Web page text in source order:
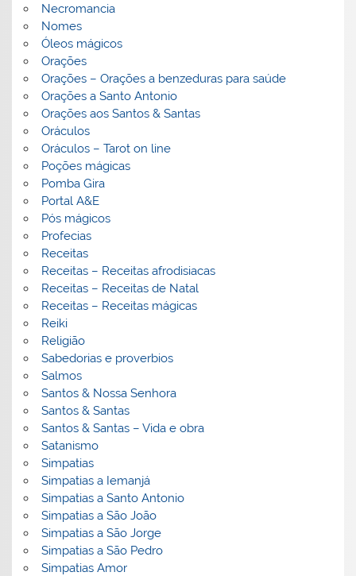
Necromancia
Nomes
Óleos mágicos
Orações
Orações – Orações a benzeduras para saúde
Orações a Santo Antonio
Orações aos Santos & Santas
Oráculos
Oráculos – Tarot on line
Poções mágicas
Pomba Gira
Portal A&E
Pós mágicos
Profecias
Receitas
Receitas – Receitas afrodisiacas
Receitas – Receitas de Natal
Receitas – Receitas mágicas
Reiki
Religião
Sabedorias e proverbios
Salmos
Santos & Nossa Senhora
Santos & Santas
Santos & Santas – Vida e obra
Satanismo
Simpatias
Simpatias a Iemanjá
Simpatias a Santo Antonio
Simpatias a São João
Simpatias a São Jorge
Simpatias a São Pedro
Simpatias Amor